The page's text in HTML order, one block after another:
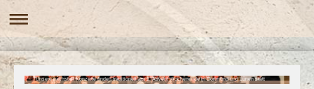
Unsere nächsten Konzerte finden traditionell am 1. Advent Wochenende in Dortmund und Lünen statt